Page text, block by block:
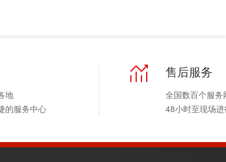
地
的服务中心
售后服务
全国数百个服务
48小时至现场